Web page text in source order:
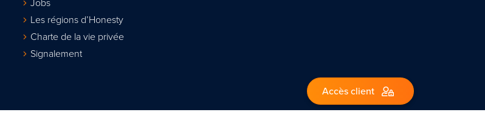
Jobs
Les régions d’Honesty
Charte de la vie privée
Signalement
Accès client